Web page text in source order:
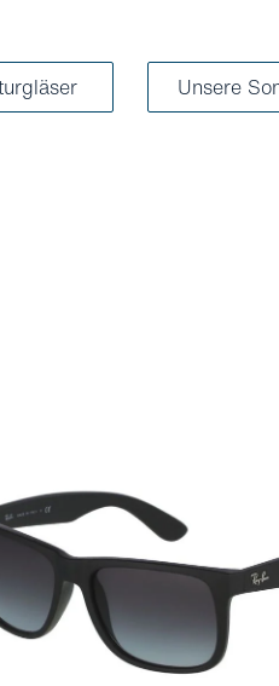
Unsere